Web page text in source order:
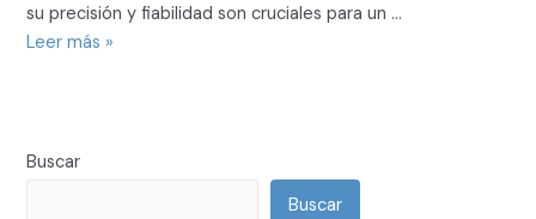
su precisión y fiabilidad son cruciales para un …
equipos
Leer más »
Buscar
Buscar